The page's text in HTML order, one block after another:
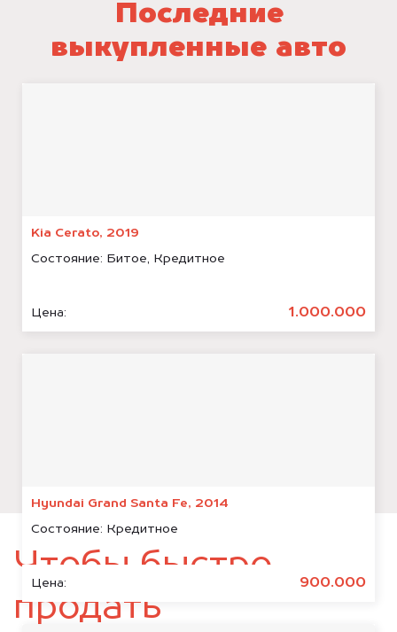
Последние
выкупленные авто
Kia Cerato, 2019
Состояние: Битое, Кредитное
Цена: 1.000.000
Hyundai Grand Santa Fe, 2014
Состояние: Кредитное
Цена: 900.000
Чтобы быстро
продать